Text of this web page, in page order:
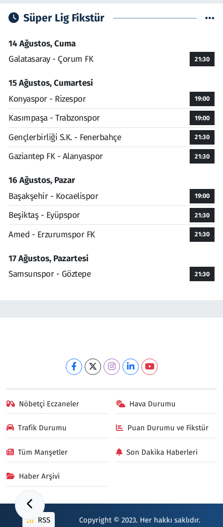
Süper Lig Fikstür
14 Ağustos, Cuma
Galatasaray - Çorum FK
21:30
15 Ağustos, Cumartesi
Konyaspor - Rizespor
19:00
Kasımpaşa - Trabzonspor 19:00
Gençlerbirliği S.K. - Fenerbahçe 21:30
Gaziantep FK - Alanyaspor 21:30
16 Ağustos, Pazar
Başakşehir - Kocaelispor
19:00
Beşiktaş - Eyüpspor 21:30
Amed - Erzurumspor FK 21:30
17 Ağustos, Pazartesi
Samsunspor - Göztepe
21:30
Nöbetçi Eczaneler Hava Durumu
Trafik Durumu Puan Durumu ve Fikstür
Tüm Manşetler Son Dakika Haberleri
Haber Arşivi
RSS Copyright © 2023. Her hakkı saklıdır.